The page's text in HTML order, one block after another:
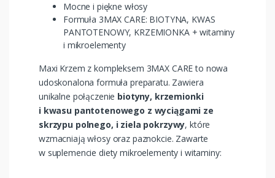
Mocne i piękne włosy
Formuła 3MAX CARE: BIOTYNA, KWAS
PANTOTENOWY, KRZEMIONKA + witaminy
i mikroelementy
Maxi Krzem z kompleksem 3MAX CARE to nowa
udoskonalona formuła preparatu. Zawiera
unikalne połączenie biotyny, krzemionki
i kwasu pantotenowego z wyciągami ze
skrzypu polnego, i ziela pokrzywy, które
wzmacniają włosy oraz paznokcie. Zawarte
w suplemencie diety mikroelementy i witaminy: